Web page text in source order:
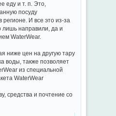
еду и т. п. Это,
посуду
И все это из-за
лишь направили, да и
WaterWear.
ниже цен на другую тару
воды, также позволяет
из специальной
WaterWear
средства и почтение со